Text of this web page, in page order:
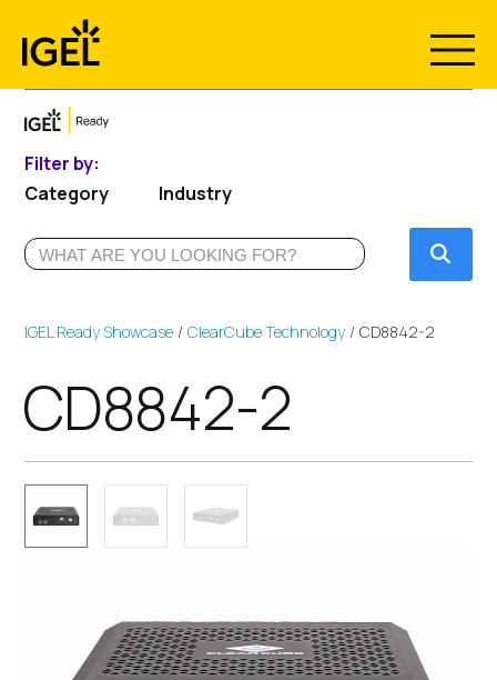
content
Filter by:
Category
Industry
IGEL Ready Showcase ClearCube Technology CD8842-2
CD8842-2